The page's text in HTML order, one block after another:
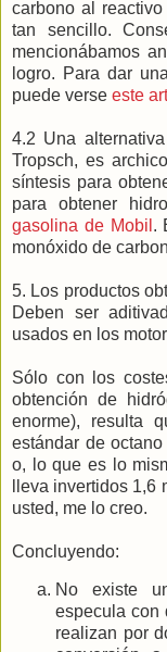
carbono al
tan sencillo.
mencionábamos
logro. Para dar
puede verse este
4.2 Una
Tropsch, es
síntesis para
para obtener
gasolina de Mobil .
monóxido de
5. Los productos
Deben ser
usados en los
Sólo con los
obtención de
enorme), resulta
estándar de
o, lo que es lo
lleva invertidos
usted, me lo creo.
Concluyendo:
No existe
especula con
realizan por